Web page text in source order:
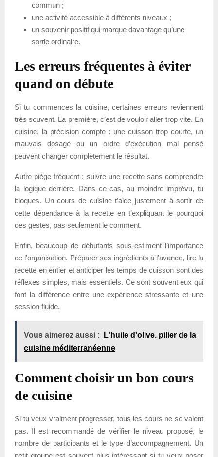
commun ;
une activité accessible à différents niveaux ;
un souvenir positif qui marque davantage qu’une
sortie ordinaire.
Les erreurs fréquentes à éviter
quand on débute
Si tu commences la cuisine, certaines erreurs reviennent
très souvent. La première, c’est de vouloir aller trop vite. En
cuisine, la précision compte : une cuisson trop courte, un
mauvais dosage ou un ordre d’exécution mal pensé
peuvent changer complètement le résultat.
Autre piège fréquent : suivre une recette sans comprendre
la logique derrière. Dans ce cas, au moindre imprévu, tu
bloques. Un cours de cuisine t’aide justement à sortir de
cette dépendance à la recette en t’expliquant le pourquoi
des gestes, pas seulement le comment.
Enfin, beaucoup de débutants sous-estiment l’importance
de l’organisation. Préparer ses ingrédients à l’avance, lire la
recette en entier et anticiper les temps de cuisson sont des
réflexes simples, mais essentiels. Ce sont souvent eux qui
font la différence entre une expérience stressante et une
session fluide.
Vous aimerez aussi :
L'huile d'olive, pilier de la
cuisine méditerranéenne
Comment choisir un bon cours
de cuisine
Si tu veux vraiment progresser, tous les cours ne se valent
pas. Il est recommandé de vérifier le niveau proposé, le
nombre de participants et le type d’accompagnement. Un
petit groupe est souvent plus intéressant si tu veux poser